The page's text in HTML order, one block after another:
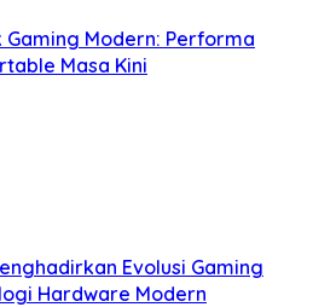
Gaming Modern: Performa
Masa Kini
Evolusi Gaming
Hardware Modern